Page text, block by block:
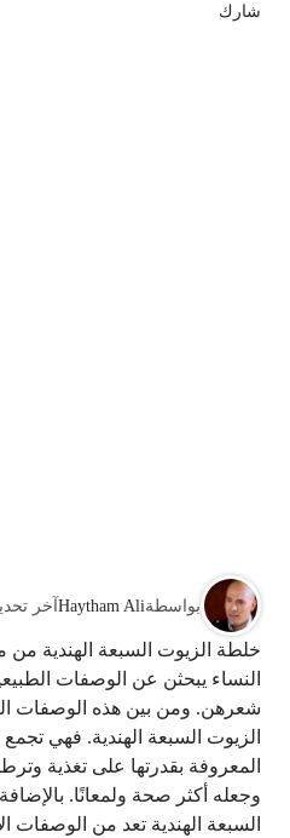
شارك
بواسطةHaytham Aliآخر
خلطة الزيوت السبعة الهندية من
النساء يبحثن عن الوصفات
شعرهن. ومن بين هذه الوصفات
الزيوت السبعة الهندية. فهي
المعروفة بقدرتها على تغذية
وجعله أكثر صحة ولمعانًا.
السبعة الهندية تعد من الوصفات